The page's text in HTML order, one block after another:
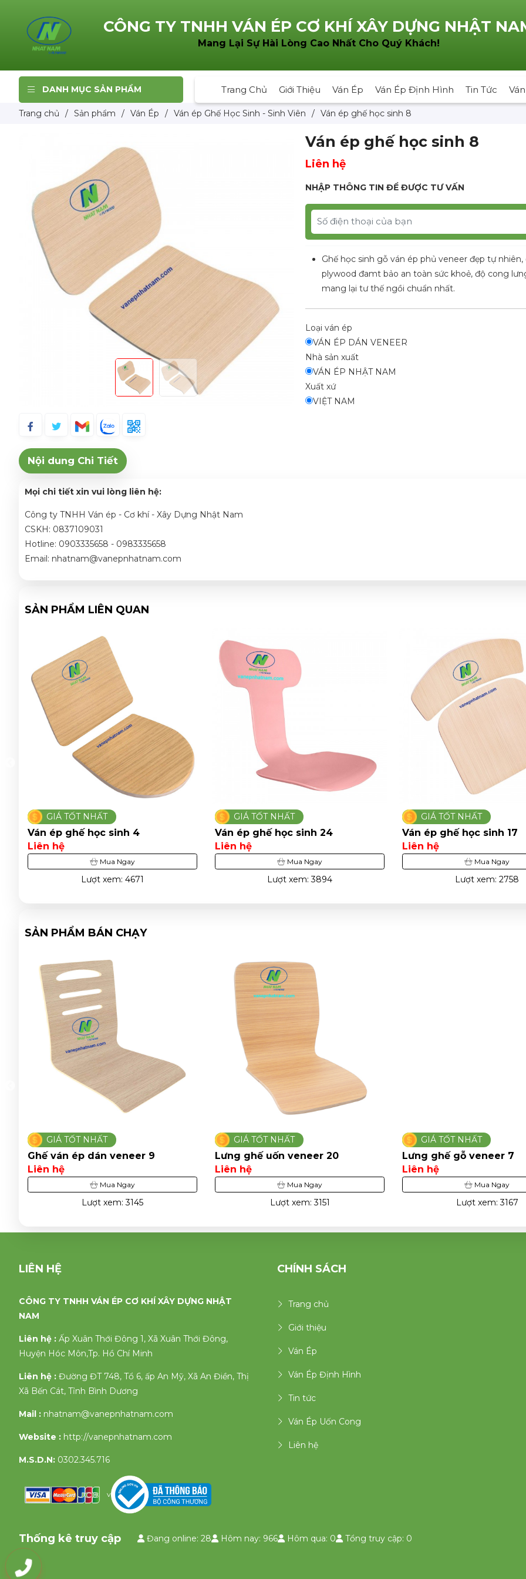
CÔNG TY TNHH VÁN ÉP CƠ KHÍ XÂY DỰNG NHẬT
Mang Lại Sự Hài Lòng Cao Nhất Cho Quý Khách!
DANH MỤC SẢN PHẨM Trang Chủ Giới Thiệu Ván Ép Ván Ép Định Hình Tin Tức
Trang chủ / Sản phẩm / Ván Ép / Ván ép Ghế Học Sinh - Sinh Viên / Ván ép ghế học sinh 8
Ván ép ghế học sinh 8
Liên hệ
NHẬP THÔNG TIN ĐỂ ĐƯỢC TƯ VẤN
Ghế học sinh gỗ ván ép phủ veneer đẹp tự nhiên,
plywood đamt bảo an toàn sức khoẻ, độ cong
mang lại tư thế ngồi chuẩn nhất.
Loại ván ép
VÁN ÉP DÁN VENEER
Nhà sản xuất
VÁN ÉP NHẬT NAM
Xuất xứ
VIỆT NAM
Nội dung Chi Tiết
Mọi chi tiết xin vui lòng liên hệ:
Công ty TNHH Ván ép - Cơ khí - Xây Dựng Nhật Nam
CSKH: 0837109031
Hotline: 0903335658 - 0983335658
Email: nhatnam@vanepnhatnam.com
SẢN PHẨM LIÊN QUAN
GIÁ TỐT NHẤT
Ván ép ghế học sinh 4
Liên hệ
Mua Ngay
Lượt xem: 4671
GIÁ TỐT NHẤT
Ván ép ghế học sinh 24
Liên hệ
Mua Ngay
Lượt xem: 3894
GIÁ TỐT NHẤT
Ván ép ghế học sinh 17
Liên hệ
Mua Ngay
Lượt xem: 2758
SẢN PHẨM BÁN CHẠY
GIÁ TỐT NHẤT
Ghế ván ép dán veneer 9
Liên hệ
Mua Ngay
Lượt xem: 3145
GIÁ TỐT NHẤT
Lưng ghế uốn veneer 20
Liên hệ
Mua Ngay
Lượt xem: 3151
GIÁ TỐT NHẤT
Lưng ghế gỗ veneer 7
Liên hệ
Mua Ngay
Lượt xem: 3167
LIÊN HỆ
CÔNG TY TNHH VÁN ÉP CƠ KHÍ XÂY DỰNG NHẬT
NAM
Liên hệ : Ấp Xuân Thới Đông 1, Xã Xuân Thới Đông,
Huyện Hóc Môn,Tp. Hồ Chí Minh
Liên hệ : Đường ĐT 748, Tổ 6, ấp An Mỹ, Xã An Điền, Thị
Xã Bến Cát, Tỉnh Bình Dương
Mail : nhatnam@vanepnhatnam.com
Website : http://vanepnhatnam.com
M.S.D.N: 0302.345.716
v
CHÍNH SÁCH
Trang chủ
Giới thiệu
Ván Ép
Ván Ép Định Hình
Tin tức
Ván Ép Uốn Cong
Liên hệ
Thống kê truy cập Đang online: 28 Hôm nay: 966 Hôm qua: 0 Tổng truy cập: 0
0903335658